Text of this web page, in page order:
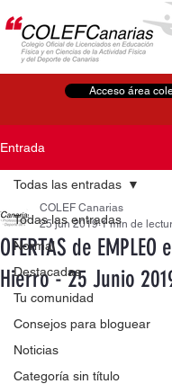
Acceso área
Entrada
Todas las entradas
Normal
Destacadas
Tu comunidad
Consejos para bloguear
Noticias
Categoría sin título
Todas las entradas
OFERTAS de
Hierro - 25 Junio
COLEF Canarias
25 jun 2019 1 min de